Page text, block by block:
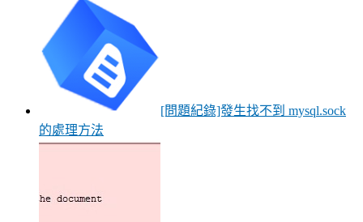
[問題紀錄]發生找不到 mysql.sock
的處理方法